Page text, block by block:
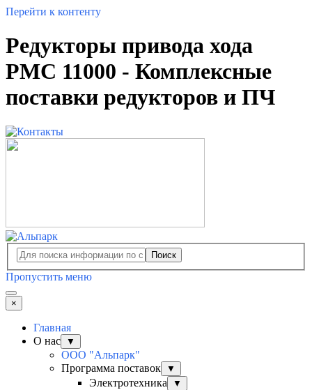
Перейти к контенту
Редукторы привода хода
PMC 11000 - Комплексные
поставки редукторов и ПЧ
Поиск
Пропустить меню
×
Главная
О нас
▼
ООО "Альпарк"
Программа поставок
▼
Электротехника ▼